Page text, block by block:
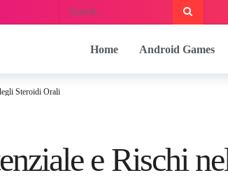
Home Android Games
Steroidi Orali
e Rischi